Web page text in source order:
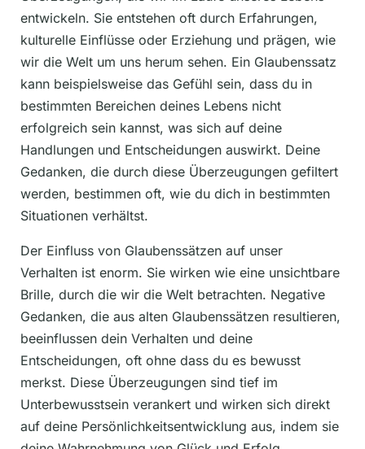
entwickeln. Sie entstehen oft durch Erfahrungen,
kulturelle Einflüsse oder Erziehung und prägen, wie
wir die Welt um uns herum sehen. Ein Glaubenssatz
kann beispielsweise das Gefühl sein, dass du in
bestimmten Bereichen deines Lebens nicht
erfolgreich sein kannst, was sich auf deine
Handlungen und Entscheidungen auswirkt. Deine
Gedanken, die durch diese Überzeugungen gefiltert
werden, bestimmen oft, wie du dich in bestimmten
Situationen verhältst.
Der Einfluss von Glaubenssätzen auf unser
Verhalten ist enorm. Sie wirken wie eine unsichtbare
Brille, durch die wir die Welt betrachten. Negative
Gedanken, die aus alten Glaubenssätzen resultieren,
beeinflussen dein Verhalten und deine
Entscheidungen, oft ohne dass du es bewusst
merkst. Diese Überzeugungen sind tief im
Unterbewusstsein verankert und wirken sich direkt
auf deine Persönlichkeitsentwicklung aus, indem sie